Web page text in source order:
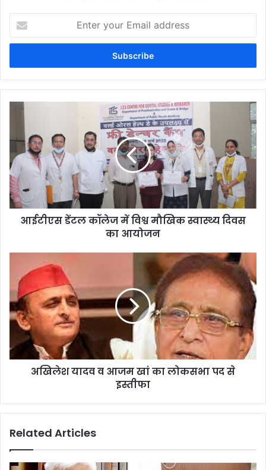
your
Email
आईटीएस डेंटल कॉलेज में विश्व मौखिक स्वास्थ्य दिवस
का आयोजन
अखिलेश यादव व आजम खां का लोकसभा पद से
इस्तीफा
Related Articles